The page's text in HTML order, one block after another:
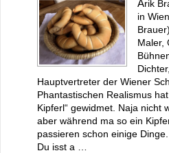
Arik Brauer (* 4. Jänner 1929
in
Maler,
Hauptvertreter der Wiener
Phantastischen Realismus
Kipferl“ gewidmet. Naja nicht
aber während ma so ein
passieren schon einige
Du isst a …